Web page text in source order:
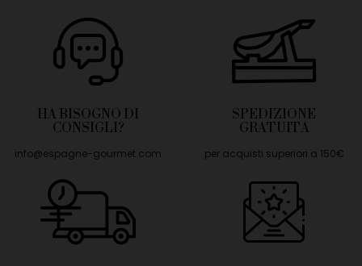
HA BISOGNO DI
CONSIGLI?
info@espagne-gourmet.com
SPEDIZIONE
GRATUITA
per acquisti superiori a 150€